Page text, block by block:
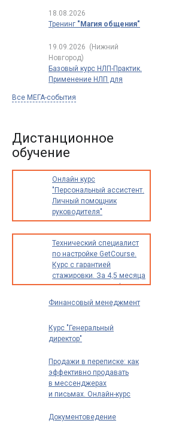
18.08.2026
Тренинг "Магия общения"
19.09.2026 (Нижний
Новгород)
Базовый курс НЛП-Практик.
Применение НЛП для
Полный
по международным
стандартам
Все МЕГА-события
Дистанционное
обучение
Онлайн курс
"Персональный ассистент.
Личный помощник
руководителя"
Технический специалист
по настройке GetCourse.
Курс с гарантией
стажировки. За 4,5 месяца
освоите новую профессию
до 70 000 рублей в месяц
Финансовый менеджмент
Курс "Генеральный
директор"
Продажи в переписке: как
эффективно продавать
в мессенджерах
и письмах. Онлайн-курс
Документоведение